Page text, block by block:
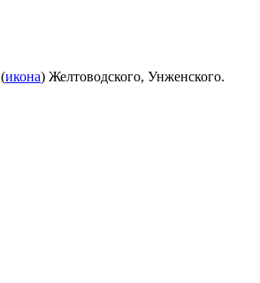
(икона) Желтоводского, Унженского.